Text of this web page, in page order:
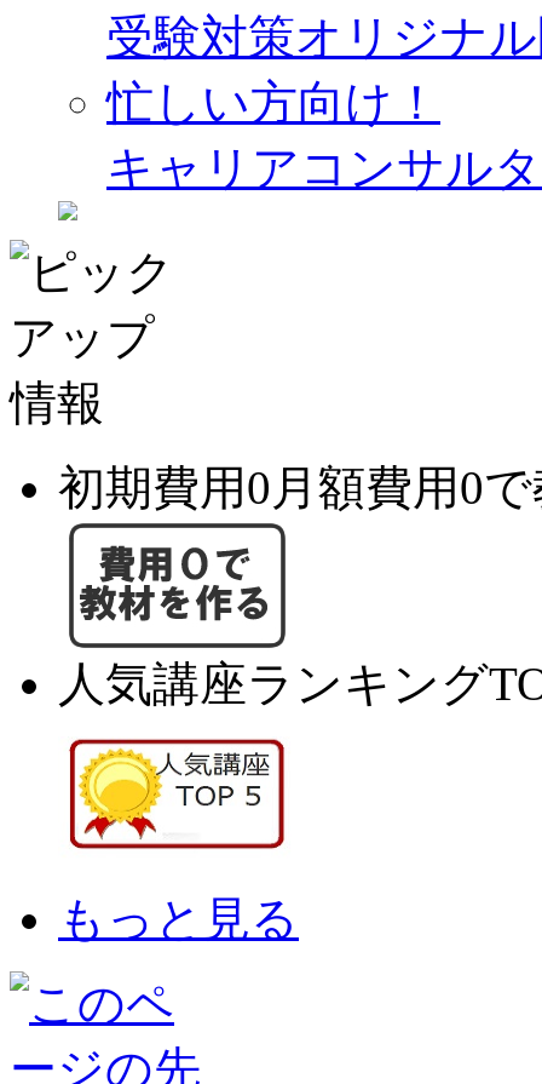
受験対策オリジナ
忙しい方向け！
キャリアコンサル
初期費用0月額費用0
人気講座ランキング
もっと見る